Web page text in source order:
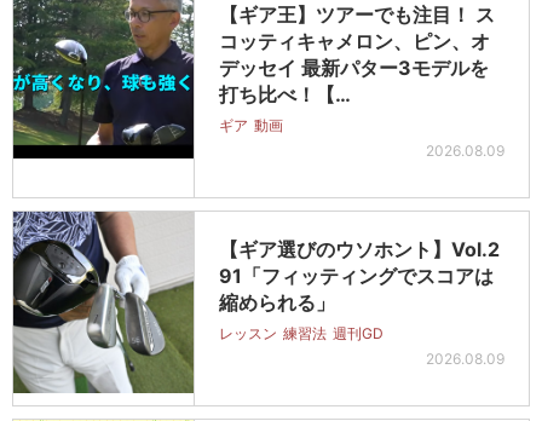
【ギア王】ツアーでも注目！ ス
コッティキャメロン、ピン、オ
デッセイ 最新パター3モデルを
打ち比べ！【…
ギア 動画
2026.08.09
【ギア選びのウソホント】Vol.2
91「フィッティングでスコアは
縮められる」
レッスン 練習法 週刊GD
2026.08.09